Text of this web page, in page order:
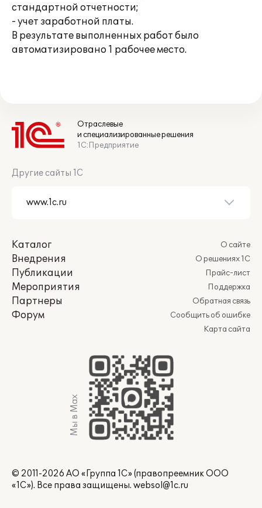
стандартной отчетности;
- учет заработной платы.
В результате выполненных работ было
автоматизировано 1 рабочее место.
Отраслевые
и специализированные решения
1С:Предприятие
Другие сайты 1С
Каталог
Внедрения
Публикации
Мероприятия
Партнеры
Форум
О сайте
О решениях 1С
Прайс-лист
Поддержка
Обратная связь
Сообщить об ошибке
Карта сайта
Мы в Max
© 2011-2026 АО «Группа 1С» (правопреемник ООО
«1С»). Все права защищены. websol@1c.ru